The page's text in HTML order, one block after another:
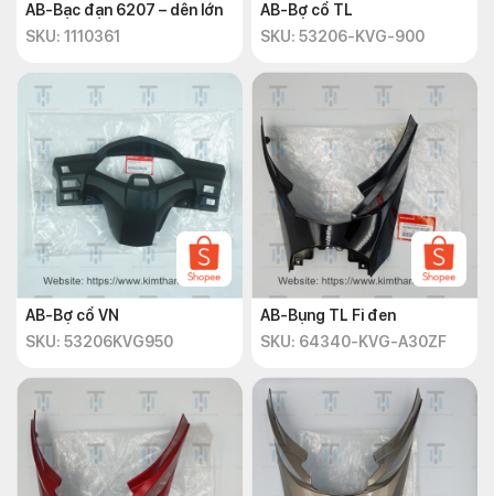
AB-Bạc đạn 6207 – dên lớn
SKU: 1110361
AB-Bợ cổ TL
SKU: 53206-KVG-900
AB-Bợ cổ VN
SKU: 53206KVG950
AB-Bụng TL Fi đen
SKU: 64340-KVG-A30ZF